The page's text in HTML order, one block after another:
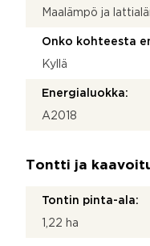
Maalämpö ja
Onko kohteesta
Kyllä
Energialuokka:
A2018
Tontti ja
Tontin pinta-ala:
1,22 ha